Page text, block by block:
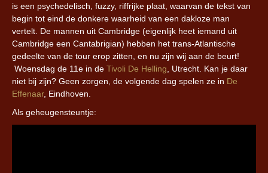
is een psychedelisch, fuzzy, riffrijke plaat, waarvan de tekst van
begin tot eind de donkere waarheid van een dakloze man
vertelt. De mannen uit Cambridge (eigenlijk heet iemand uit
Cambridge een Cantabrigian) hebben het trans-Atlantische
gedeelte van de tour erop zitten, en nu zijn wij aan de beurt!
Woensdag de 11e in de Tivoli De Helling , Utrecht . Kan je daar
niet bij zijn? Geen zorgen, de volgende dag spelen ze in De
Effenaar, Eindhoven
Als geheugensteuntje: